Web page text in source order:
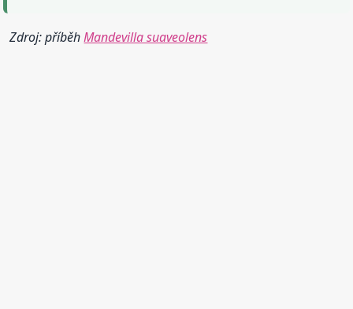
Zdroj: příběhMandevilla suaveolens